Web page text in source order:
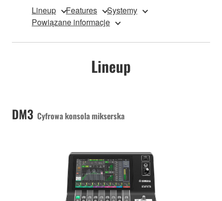
Lineup Features
Systemy
Powiązane informacje
Lineup
DM3 Cyfrowa konsola mikserska